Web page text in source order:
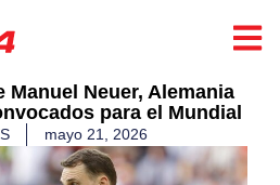
Manuel Neuer, Alemania
para el Mundial
mayo 21, 2026